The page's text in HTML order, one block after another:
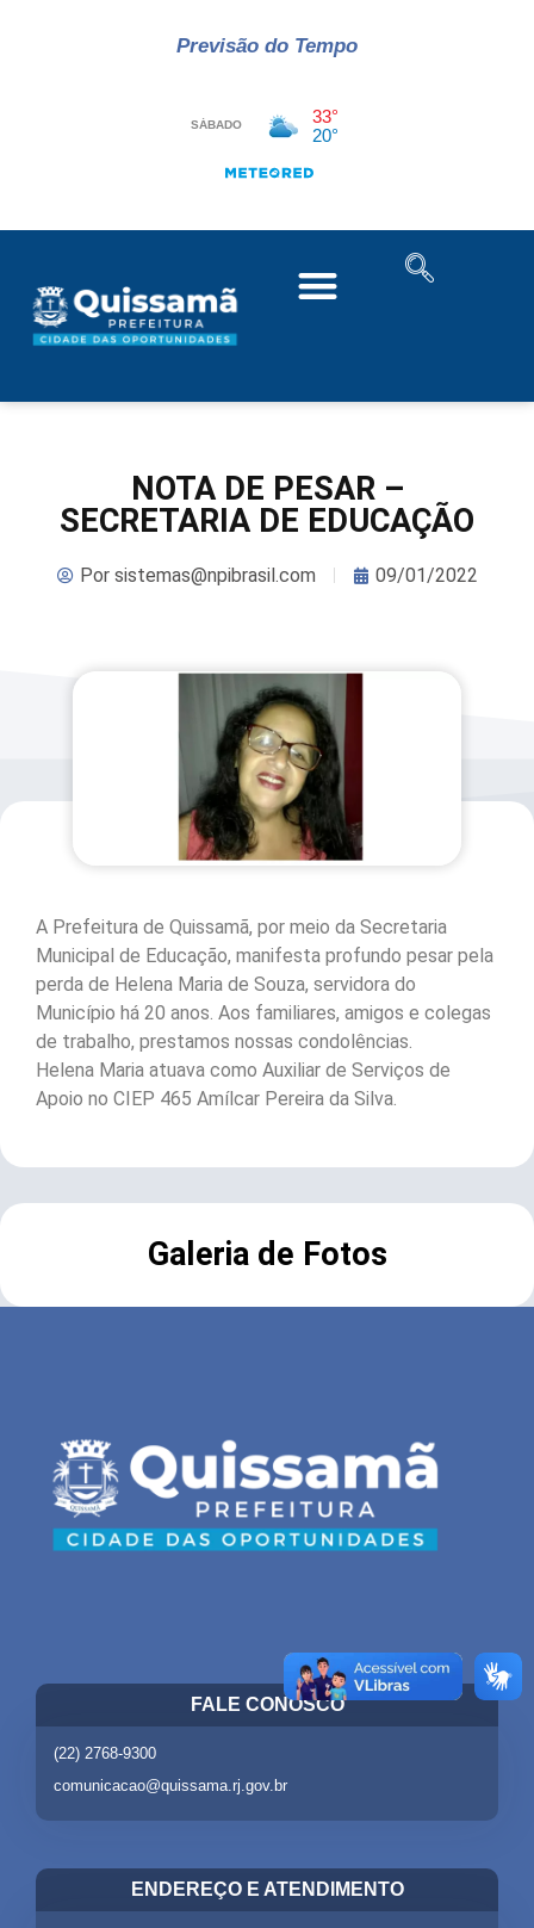
Previsão do Tempo
NOTA DE PESAR –
SECRETARIA DE EDUCAÇÃO
Porsistemas@npibrasil.com 09/01/2022
A Prefeitura de Quissamã, por meio da Secretaria
Municipal de Educação, manifesta profundo pesar pela
perda de Helena Maria de Souza, servidora do
Município há 20 anos. Aos familiares, amigos e colegas
de trabalho, prestamos nossas condolências.
Helena Maria atuava como Auxiliar de Serviços de
Apoio no CIEP 465 Amílcar Pereira da Silva.
Galeria de Fotos
FALE CONOSCO
(22) 2768-9300
comunicacao@quissama.rj.gov.br
ENDEREÇO E ATENDIMENTO